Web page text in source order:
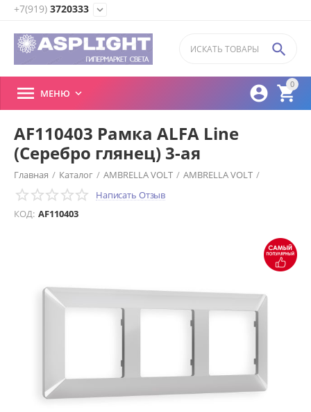
+7(919) 3720333 expand_more
0



 МЕНЮ 
AF110403 Рамка ALFA Line
(Серебро глянец) 3-ая
Главная / Каталог / AMBRELLA VOLT / AMBRELLA VOLT /
Амбрелла Вольт
2 Комплекты механизмов коллекции QUANT
Написать Отзыв
КОД: AF110403